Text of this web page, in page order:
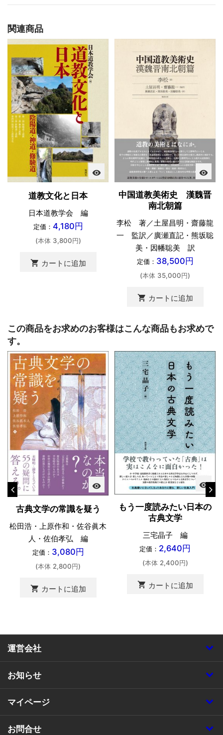
関連商品
visibility
道教文化と日本
日本道教学会 編
定価： 4,180円
(本体 3,800円)
shopping_cart カートに追加
visibility
中国道教美術史 漢魏晋
南北朝篇
李松 著／土屋昌明・齋藤龍
一 監訳／廣瀬直記・熊坂聡
美・因幡聡美 訳
定価： 38,500円
(本体 35,000円)
shopping_cart カートに追加
この商品をお求めのお客様はこんな商品もお求めで
す。
visibility
古典文学の常識を疑う
松田浩・上原作和・佐谷眞木
人・佐伯孝弘 編
定価： 3,080円
(本体 2,800円)
shopping_cart カートに追加
visibility
もう一度読みたい日本の
古典文学
三宅晶子 編
定価： 2,640円
(本体 2,400円)
shopping_cart カートに追加
運営会社
お知らせ
マイページ
お問合せ